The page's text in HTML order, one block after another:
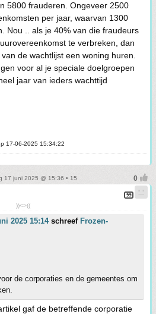
5800 frauderen. Ongeveer 2500
per jaar, waarvan 1300
Nou .. als je 40% van die fraudeurs
te verbreken, dan
de wachtlijst een woning huren.
voor al je speciale doelgroepen
jaar van ieders wachttijd
17-06-2025 15:34:22
17 juni 2025 @ 15:36 • 15
))<>((
2025 15:14schreef Frozen-
de corporaties en de gemeentes om
gaf de betreffende corporatie